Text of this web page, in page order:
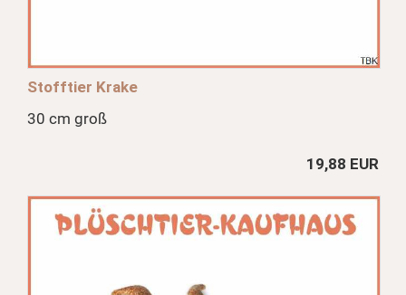
Stofftier Krake
30 cm groß
19,88 EUR